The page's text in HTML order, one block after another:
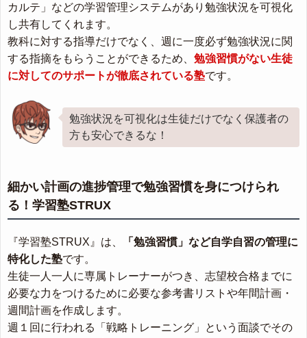
カルテ」などの学習管理システムがあり勉強状況を可視化
し共有してくれます。
教科に対する指導だけでなく、週に一度必ず勉強状況に関
する指摘をもらうことができるため、 勉強習慣がない生徒
に対してのサポートが徹底されている塾です。
勉強状況を可視化は生徒だけでなく保護者の
方も安心できるな！
細かい計画の進捗管理で勉強習慣を身につけられ
る！学習塾STRUX
『学習塾STRUX』は、
「勉強習慣」など自学自習の管理に
特化した塾です。
生徒一人一人に専属トレーナーがつき、志望校合格までに
必要な力をつけるために必要な参考書リストや年間計画・
週間計画を作成します。
週１回に行われる「戦略トレーニング」という面談でその